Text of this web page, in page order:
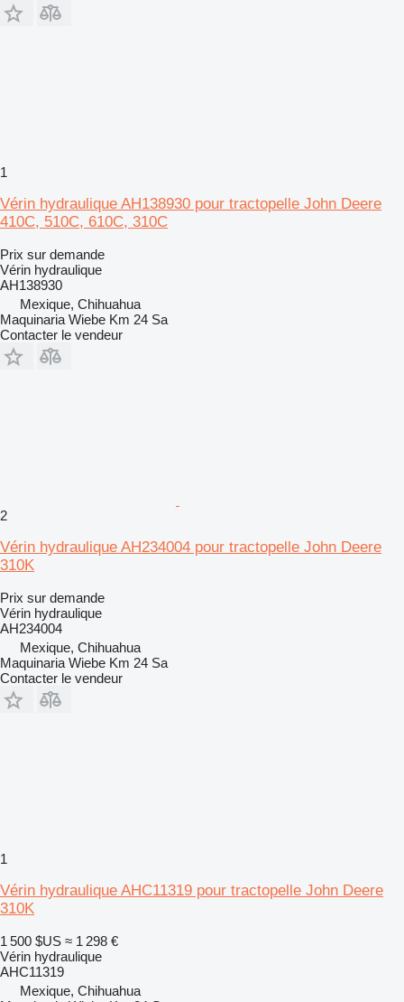
1
Vérin hydraulique AH138930 pour tractopelle John Deere
410C, 510C, 610C, 310C
Prix sur demande
Vérin hydraulique
AH138930
Mexique, Chihuahua
Maquinaria Wiebe Km 24 Sa
Contacter le vendeur
2
Vérin hydraulique AH234004 pour tractopelle John Deere
310K
Prix sur demande
Vérin hydraulique
AH234004
Mexique, Chihuahua
Maquinaria Wiebe Km 24 Sa
Contacter le vendeur
1
Vérin hydraulique AHC11319 pour tractopelle John Deere
310K
1 500 $US ≈ 1 298 €
Vérin hydraulique
AHC11319
Mexique, Chihuahua